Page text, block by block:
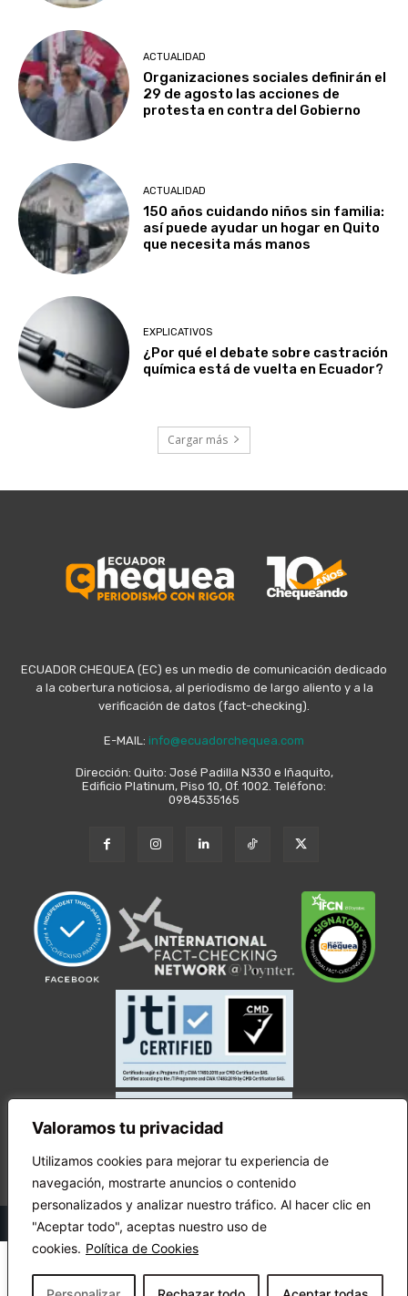
Valoramos tu privacidad
Utilizamos cookies para mejorar tu experiencia de
navegación, mostrarte anuncios o contenido
personalizados y analizar nuestro tráfico. Al hacer clic en
"Aceptar todo", aceptas nuestro uso de
cookies. Política de Cookies
ACTUALIDAD
Organizaciones sociales definirán el
29 de agosto las acciones de
protesta en contra del Gobierno
ACTUALIDAD
150 años cuidando niños sin familia:
así puede ayudar un hogar en Quito
que necesita más manos
EXPLICATIVOS
¿Por qué el debate sobre castración
química está de vuelta en Ecuador?
Cargar más
ECUADOR CHEQUEA (EC) es un medio de comunicación dedicado
a la cobertura noticiosa, al periodismo de largo aliento y a la
verificación de datos (fact-checking).
E-MAIL: info@ecuadorchequea.com
Dirección: Quito: José Padilla N330 e Iñaquito,
Edificio Platinum, Piso 10, Of. 1002. Teléfono:
0984535165
© Copyright Ecuador Chequea 2025.